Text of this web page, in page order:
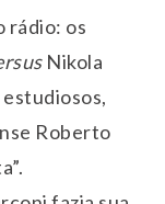
rádio: os
Nikola
Roberto